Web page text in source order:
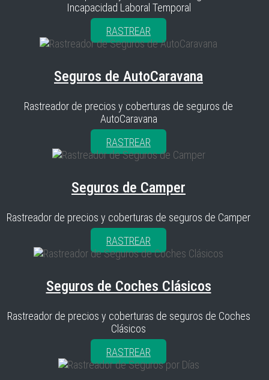
Incapacidad Laboral Temporal
RASTREAR
Seguros de AutoCaravana
Rastreador de precios y coberturas de seguros de
AutoCaravana
RASTREAR
Seguros de Camper
Rastreador de precios y coberturas de seguros de Camper
RASTREAR
Seguros de Coches Clásicos
Rastreador de precios y coberturas de seguros de Coches
Clásicos
RASTREAR